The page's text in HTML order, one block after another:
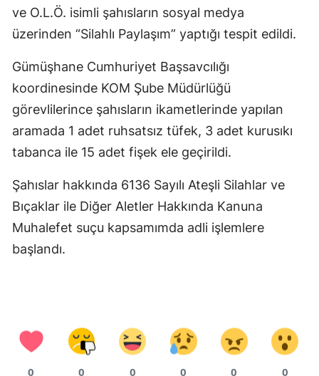
Mersin
İstanbul
İzmir
Kars
Kastamonu
Kayseri
Kırklareli
Kırşehir
Malatya
Manisa
ve O.L.Ö. isimli şahısların sosyal medya
üzerinden “Silahlı Paylaşım” yaptığı tespit edildi.
Gümüşhane Cumhuriyet Başsavcılığı
koordinesinde KOM Şube Müdürlüğü
görevlilerince şahısların ikametlerinde yapılan
aramada 1 adet ruhsatsız tüfek, 3 adet kurusıkı
tabanca ile 15 adet fişek ele geçirildi.
Şahıslar hakkında 6136 Sayılı Ateşli Silahlar ve
Bıçaklar ile Diğer Aletler Hakkında Kanuna
Muhalefet suçu kapsamımda adli işlemlere
başlandı.
0 0 0 0 0 0